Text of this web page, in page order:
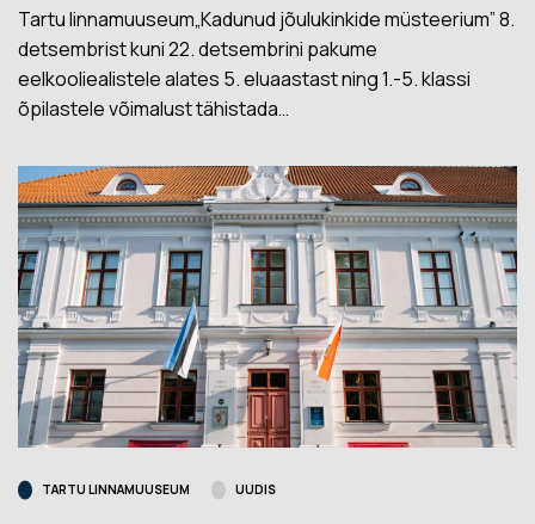
Tartu linnamuuseum„Kadunud jõulukinkide müsteerium” 8.
detsembrist kuni 22. detsembrini pakume
eelkooliealistele alates 5. eluaastast ning 1.-5. klassi
õpilastele võimalust tähistada…
TARTU LINNAMUUSEUM UUDIS